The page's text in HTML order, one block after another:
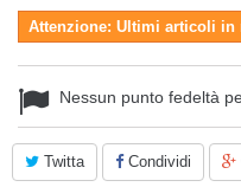
Attenzione: Ultimi articoli in
Nessun punto fedeltà
Twitta Condividi